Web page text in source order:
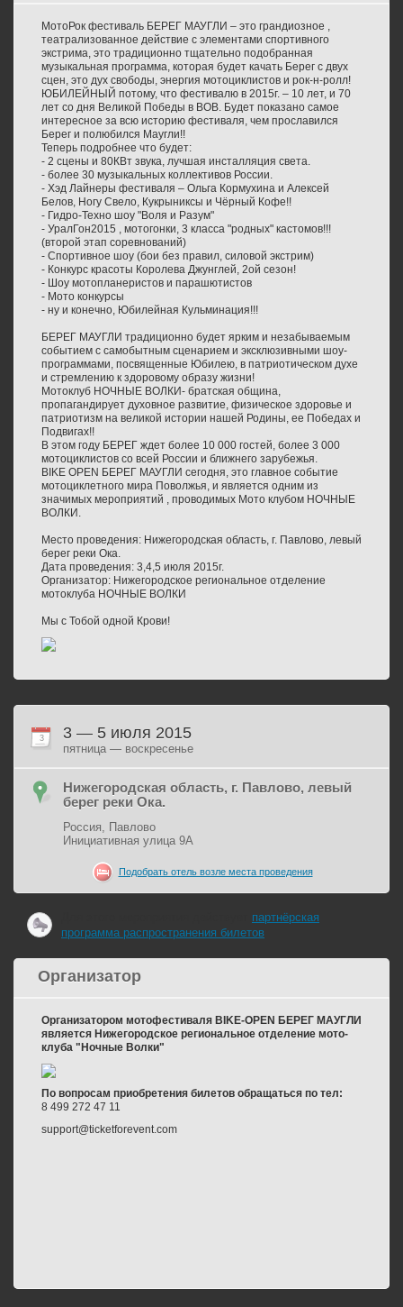
МотоРок фестиваль БЕРЕГ МАУГЛИ – это грандиозное ,
театрализованное действие с элементами спортивного
экстрима, это традиционно тщательно подобранная
музыкальная программа, которая будет качать Берег с двух
сцен, это дух свободы, энергия мотоциклистов и рок-н-ролл!
ЮБИЛЕЙНЫЙ потому, что фестивалю в 2015г. – 10 лет, и 70
лет со дня Великой Победы в ВОВ. Будет показано самое
интересное за всю историю фестиваля, чем прославился
Берег и полюбился Маугли!!
Теперь подробнее что будет:
- 2 сцены и 80КВт звука, лучшая инсталляция света.
- более 30 музыкальных коллективов России.
- Хэд Лайнеры фестиваля – Ольга Кормухина и Алексей
Белов, Ногу Свело, Кукрыниксы и Чёрный Кофе!!
- Гидро-Техно шоу "Воля и Разум"
- УралГон2015 , мотогонки, 3 класса "родных" кастомов!!!
(второй этап соревнований)
- Спортивное шоу (бои без правил, силовой экстрим)
- Конкурс красоты Королева Джунглей, 2ой сезон!
- Шоу мотопланеристов и парашютистов
- Мото конкурсы
- ну и конечно, Юбилейная Кульминация!!!
БЕРЕГ МАУГЛИ традиционно будет ярким и незабываемым
событием с самобытным сценарием и эксклюзивными шоу-
программами, посвященные Юбилею, в патриотическом духе
и стремлению к здоровому образу жизни!
Мотоклуб НОЧНЫЕ ВОЛКИ- братская община,
пропагандирует духовное развитие, физическое здоровье и
патриотизм на великой истории нашей Родины, ее Победах и
Подвигах!!
В этом году БЕРЕГ ждет более 10 000 гостей, более 3 000
мотоциклистов со всей России и ближнего зарубежья.
BIKE OPEN БЕРЕГ МАУГЛИ сегодня, это главное событие
мотоциклетного мира Поволжья, и является одним из
значимых мероприятий , проводимых Мото клубом НОЧНЫЕ
ВОЛКИ.
Место проведения: Нижегородская область, г. Павлово, левый
берег реки Ока.
Дата проведения: 3,4,5 июля 2015г.
Организатор: Нижегородское региональное отделение
мотоклуба НОЧНЫЕ ВОЛКИ
Мы с Тобой одной Крови!
3 3 — 5 июля 2015
пятница — воскресенье
Нижегородская область, г. Павлово, левый
берег реки Ока.
Россия, Павлово
Инициативная улица 9А
Подобрать отель возле места проведения
партнёрская
программа распространения билетов
Организатор
Организатором мотофестиваля BIKE-OPEN БЕРЕГ МАУГЛИ
является Нижегородское региональное отделение мото-
клуба "Ночные Волки"
По вопросам приобретения билетов обращаться по тел:
8 499 272 47 11
support@ticketforevent.com